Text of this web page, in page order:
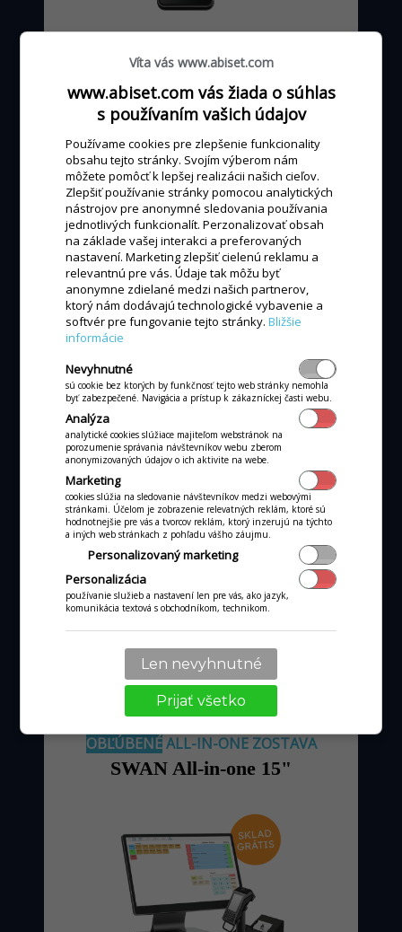
od 0 - 24 € mesačne
podľa výšky obratu kartou
MÁM ZÁUJEM
ALL-IN-ONE POKLADŇA
All-in-one P3MIX
od 36 € mesačne
pri obrate kartou nad tisíc €
MÁM ZÁUJEM
OBĽÚBENÉALL-IN-ONE ZOSTAVA
SWAN All-in-one 15"
Víta vás www.abiset.com
www.abiset.com vás žiada o súhlas
s používaním vašich údajov
Používame cookies pre zlepšenie funkcionality
obsahu tejto stránky. Svojím výberom nám
môžete pomôcť k lepšej realizácii našich cieľov.
Zlepšiť používanie stránky pomocou analytických
nástrojov pre anonymné sledovania používania
jednotlivých funkcionalít. Perzonalizovať obsah
na základe vašej interakci a preferovaných
nastavení. Marketing zlepšiť cielenú reklamu a
relevantnú pre vás. Údaje tak môžu byť
anonymne zdielané medzi našich partnerov,
ktorý nám dodávajú technologické vybavenie a
softvér pre fungovanie tejto stránky.Bližšie
informácie
Nevyhnutné
sú cookie bez ktorých by funkčnosť tejto web stránky nemohla
byť zabezpečené. Navigácia a prístup k zákazníckej časti webu.
Analýza
analytické cookies slúžiace majiteľom webstránok na
porozumenie správania návštevníkov webu zberom
anonymizovaných údajov o ich aktivite na webe.
Marketing
cookies slúžia na sledovanie návštevníkov medzi webovými
stránkami. Účelom je zobrazenie relevatných reklám, ktoré sú
hodnotnejšie pre vás a tvorcov reklám, ktorý inzerujú na týchto
a iných web stránkach z pohľadu vášho záujmu.
Personalizovaný marketing
Personalizácia
používanie služieb a nastavení len pre vás, ako jazyk,
komunikácia textová s obchodníkom, technikom.
Len nevyhnutné
Prijať všetko